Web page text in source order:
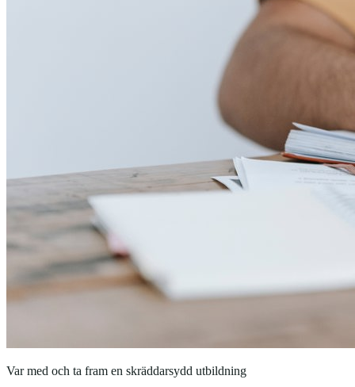
Var med och ta fram en skräddarsydd utbildning